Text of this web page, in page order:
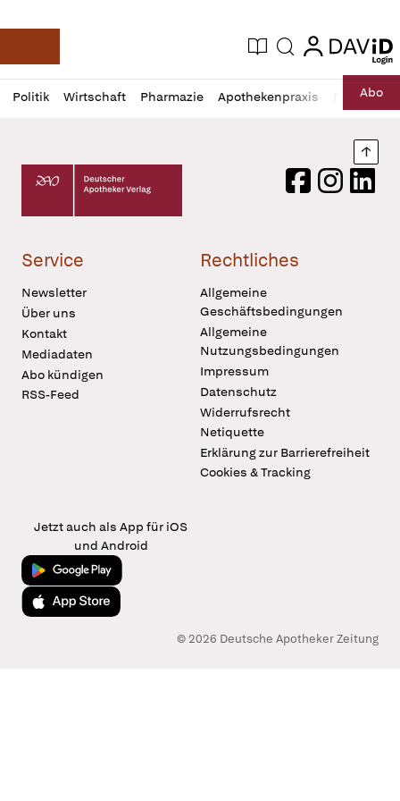
Deutsche Apotheker Zeitung
Aktuelle Ausgabe
Suche login
login
Politik Wirtschaft Pharmazie Apothekenpraxis RechtAbo
Profil
öffnen
Daz
Pur
Deutscher Apotheker Verlag Logo
FacebookInstagram
Service
Newsletter
Über uns
Kontakt
Mediadaten
Abo kündigen
RSS-Feed
Rechtliches
Allgemeine
Geschäftsbedingungen
Allgemeine
Nutzungsbedingungen
Impressum
Datenschutz
Widerrufsrecht
Netiquette
Erklärung zur Barrierefreiheit
Cookies & Tracking
Jetzt auch als App für iOS
und Android
Jetzt bei Google Play
Laden im App Store
© 2026 Deutsche Apotheker Zeitung